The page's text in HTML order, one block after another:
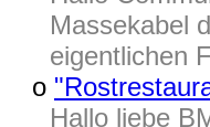
Massekabel
eigentlichen
o
Hallo liebe